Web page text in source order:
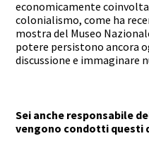
economicamente
colonialismo, come ha
mostra del Museo
potere persistono ancora
discussione e immaginare
Sei anche responsabile
vengono condotti questi